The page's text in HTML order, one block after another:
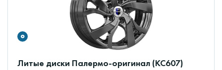
Литые диски Палермо-оригинал (КС607)